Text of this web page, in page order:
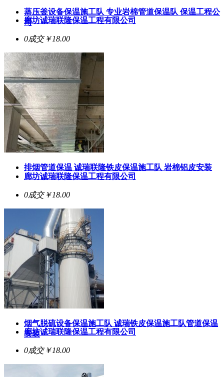
蒸压釜设备保温施工队 专业岩棉管道保温队 保温工程公
司
廊坊诚瑞联隆保温工程有限公司
0成交￥18.00
排烟管道保温 诚瑞联隆铁皮保温施工队 岩棉铝皮安装
廊坊诚瑞联隆保温工程有限公司
0成交￥18.00
烟气脱硫设备保温施工队 诚瑞铁皮保温施工队管道保温
安装
廊坊诚瑞联隆保温工程有限公司
0成交￥18.00